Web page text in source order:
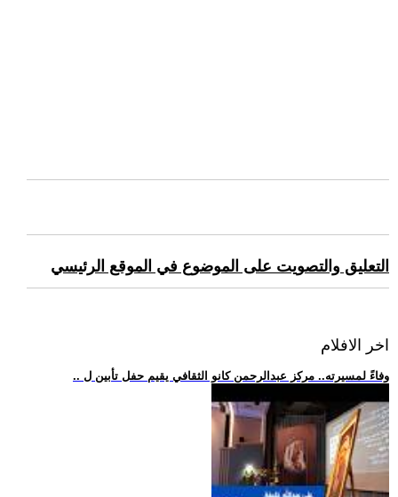
التعليق والتصويت على الموضوع في الموقع الرئيسي
اخر الافلام
.. وفاءً لمسيرته.. مركز عبدالرحمن كانو الثقافي يقيم حفل تأبين ل